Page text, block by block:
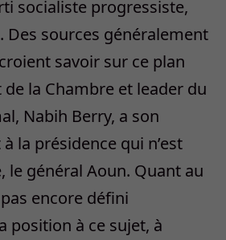
socialiste progressiste,
Des sources généralement
savoir sur ce plan
la Chambre et leader du
Nabih Berry, a son
la présidence qui n’est
le général Aoun. Quant au
encore défini
position à ce sujet, à